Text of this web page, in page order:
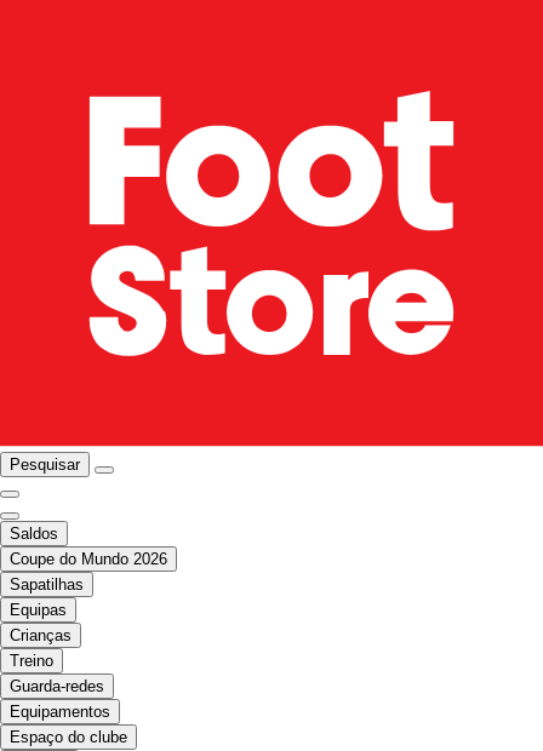
Pesquisar
Saldos
Coupe do Mundo 2026
Sapatilhas
Equipas
Crianças
Treino
Guarda-redes
Equipamentos
Espaço do clube